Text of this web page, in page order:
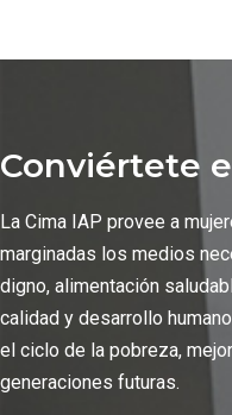
Conviértete
La Cima IAP provee a
marginadas los medios
digno, alimentación
calidad y desarrollo
el ciclo de la pobreza,
generaciones futuras.